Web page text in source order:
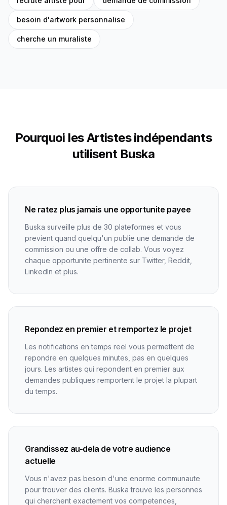
besoin d'artwork personnalise
cherche un muraliste
Pourquoi les Artistes indépendants
utilisent Buska
Ne ratez plus jamais une opportunite payee
Buska surveille plus de 30 plateformes et vous
previent quand quelqu'un publie une demande de
commission ou une offre de collab. Vous voyez
chaque opportunite pertinente sur Twitter, Reddit,
LinkedIn et plus.
Repondez en premier et remportez le projet
Les notifications en temps reel vous permettent de
repondre en quelques minutes, pas en quelques
jours. Les artistes qui repondent en premier aux
demandes publiques remportent le projet la plupart
du temps.
Grandissez au-dela de votre audience
actuelle
Vous n'avez pas besoin d'une enorme communaute
pour trouver des clients. Buska trouve les personnes
qui cherchent exactement vos competences,